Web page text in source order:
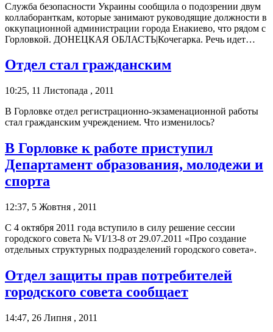
Служба безопасности Украины сообщила о подозрении двум
коллаборанткам, которые занимают руководящие должности в
оккупационной администрации города Енакиево, что рядом с
Горловкой. ДОНЕЦКАЯ ОБЛАСТЬ|Кочегарка. Речь идет…
Отдел стал гражданским
10:25, 11 Листопада , 2011
В Горловке отдел регистрационно-экзаменационной работы
стал гражданским учреждением. Что изменилось?
В Горловке к работе приступил
Департамент образования, молодежи и
спорта
12:37, 5 Жовтня , 2011
C 4 октября 2011 года вступило в силу решение сессии
городского совета № VI/13-8 от 29.07.2011 «Про создание
отдельных структурных подразделений городского совета».
Отдел защиты прав потребителей
городского совета сообщает
14:47, 26 Липня , 2011